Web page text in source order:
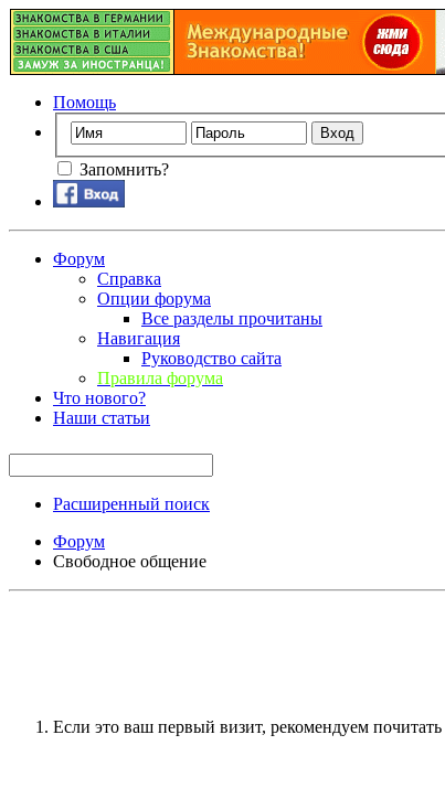
Помощь
Запомнить?
Форум
Справка
Опции форума
Все разделы прочитаны
Навигация
Руководство сайта
Правила форума
Что нового?
Наши статьи
Расширенный поиск
Форум
Свободное общение
Если это ваш первый визит, рекомендуем почитать